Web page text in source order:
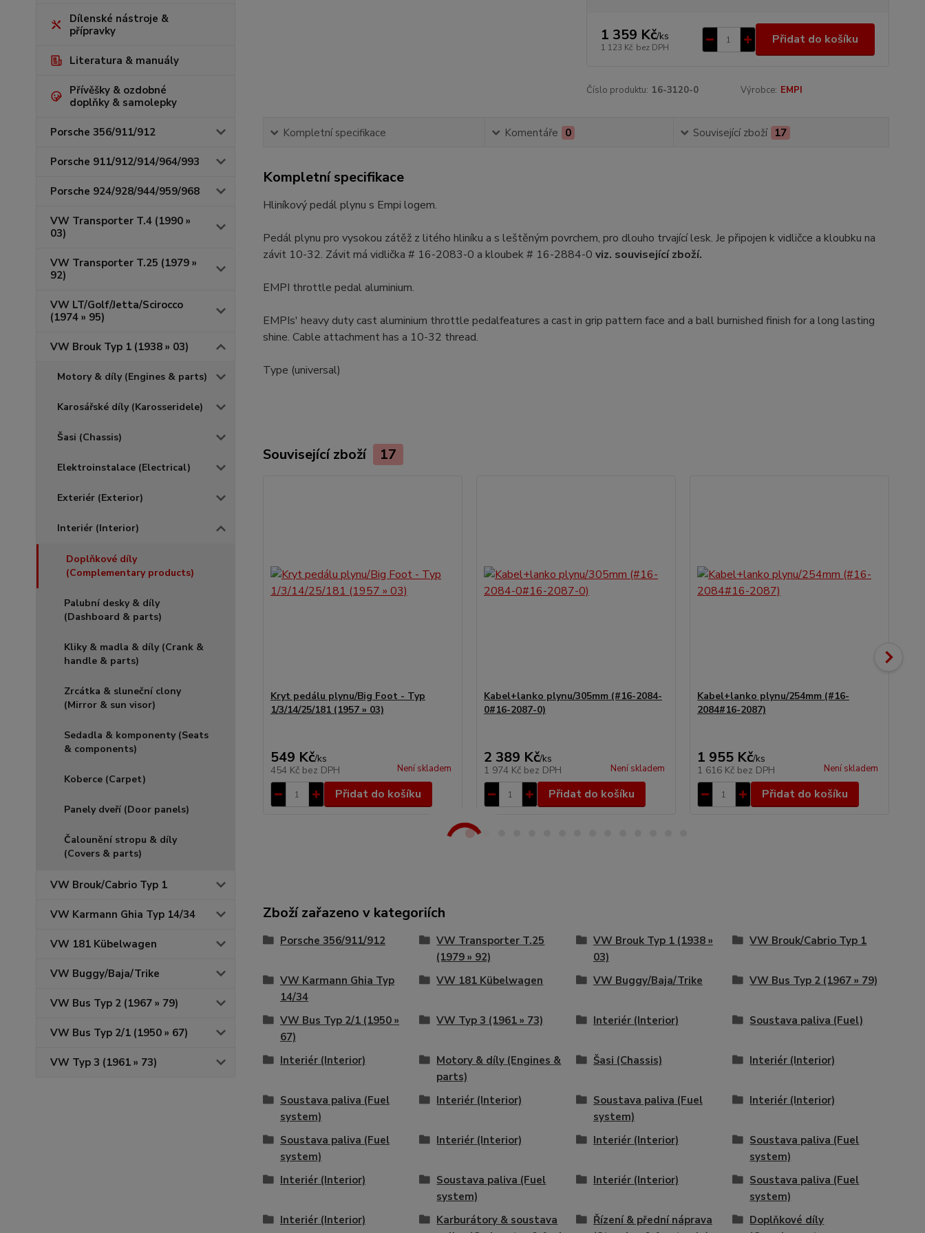
Dílenské nástroje &
přípravky
Literatura & manuály
Přívěšky & ozdobné
doplňky & samolepky
Porsche 356/911/912
Porsche 911/912/914/964/993
Porsche 924/928/944/959/968
VW Transporter T.4 (1990 »
03)
VW Transporter T.25 (1979 »
92)
VW LT/Golf/Jetta/Scirocco
(1974 » 95)
VW Brouk Typ 1 (1938 » 03)
Motory & díly (Engines & parts)
Karosářské díly (Karosseridele)
Šasi (Chassis)
Elektroinstalace (Electrical)
Exteriér (Exterior)
Interiér (Interior)
Doplňkové díly
(Complementary products)
Palubní desky & díly
(Dashboard & parts)
Kliky & madla & díly (Crank &
handle & parts)
Zrcátka & sluneční clony
(Mirror & sun visor)
Sedadla & komponenty (Seats
& components)
Koberce (Carpet)
Panely dveří (Door panels)
Čalounění stropu & díly
(Covers & parts)
VW Brouk/Cabrio Typ 1
VW Karmann Ghia Typ 14/34
VW 181 Kübelwagen
VW Buggy/Baja/Trike
VW Bus Typ 2 (1967 » 79)
VW Bus Typ 2/1 (1950 » 67)
VW Typ 3 (1961 » 73)
1 359 Kč/ks
1 123 Kč bez DPH
Přidat do košíku
Číslo produktu: 16-3120-0 Výrobce: EMPI
Kompletní specifikace Komentáře 0 Související zboží 17
Kompletní specifikace
Hliníkový pedál plynu s Empi logem.
Pedál plynu pro vysokou zátěž z litého hliníku a s leštěným povrchem, pro dlouho trvající lesk. Je připojen k vidličce a kloubku na
závit 10-32. Závit má vidlička # 16-2083-0 a kloubek # 16-2884-0 viz. související zboží.
EMPI throttle pedal aluminium.
EMPIs' heavy duty cast aluminium throttle pedalfeatures a cast in grip pattern face and a ball burnished finish for a long lasting
shine. Cable attachment has a 10-32 thread.
Type (universal)
Související zboží 17
Kryt pedálu plynu/Big Foot - Typ
1/3/14/25/181 (1957 » 03)
549 Kč/ks
454 Kč bez DPH Není skladem
Přidat do košíku
Kabel+lanko plynu/305mm (#16-2084-
0#16-2087-0)
2 389 Kč/ks
1 974 Kč bez DPH Není skladem
Přidat do košíku
Kabel+lanko plynu/254mm (#16-
2084#16-2087)
1 955 Kč/ks
1 616 Kč bez DPH Není skladem
Přidat do košíku
Zboží zařazeno v kategoriích
Porsche 356/911/912
VW Transporter T.25
(1979 » 92)
VW Brouk Typ 1 (1938 »
03)
VW Brouk/Cabrio Typ 1
VW Karmann Ghia Typ
14/34
VW 181 Kübelwagen VW Buggy/Baja/Trike VW Bus Typ 2 (1967 » 79)
VW Bus Typ 2/1 (1950 »
67)
VW Typ 3 (1961 » 73) Interiér (Interior) Soustava paliva (Fuel)
Interiér (Interior)
Motory & díly (Engines &
parts)
Šasi (Chassis) Interiér (Interior)
Soustava paliva (Fuel
system)
Interiér (Interior)
Soustava paliva (Fuel
system)
Interiér (Interior)
Soustava paliva (Fuel
system)
Interiér (Interior) Interiér (Interior)
Soustava paliva (Fuel
system)
Interiér (Interior)
Soustava paliva (Fuel
system)
Interiér (Interior)
Soustava paliva (Fuel
system)
Interiér (Interior)
Karburátory & soustava
Řízení & přední náprava
Doplňkové díly